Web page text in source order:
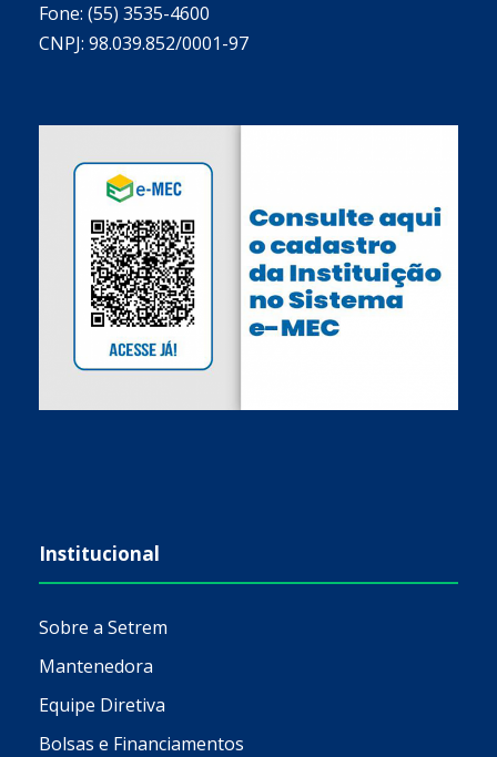
Fone: (55) 3535-4600
CNPJ: 98.039.852/0001-97
Institucional
Sobre a Setrem
Mantenedora
Equipe Diretiva
Bolsas e Financiamentos